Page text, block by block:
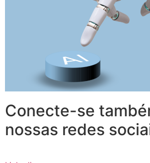
Conecte-se
nossas redes